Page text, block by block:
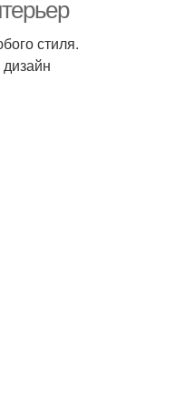
стиля.